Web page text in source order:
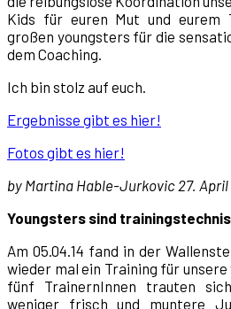
Kids für euren Mut und eurem
großen youngsters für die
dem Coaching.
Ich bin stolz auf euch.
Ergebnisse gibt es hier!
Fotos gibt es hier!
by Martina Hable-Jurkovic 27. April
Youngsters sind
Am 05.04.14 fand in der
wieder mal ein Training für
fünf TrainernInnen trauten
weniger frisch und muntere